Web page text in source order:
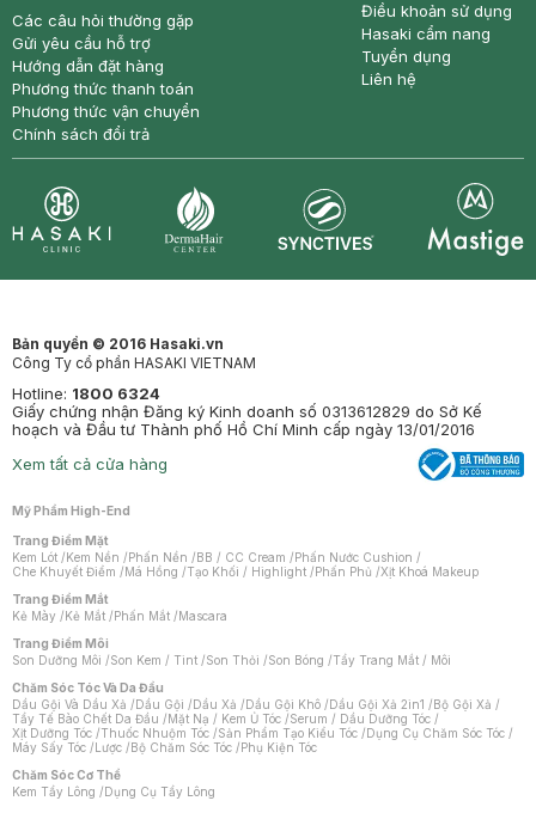
Các câu hỏi thường gặp
Gửi yêu cầu hỗ trợ
Hướng dẫn đặt hàng
Phương thức thanh toán
Phương thức vận chuyển
Chính sách đổi trả
Điều khoản sử dụng
Hasaki cẩm nang
Tuyển dụng
Liên hệ
Bản quyền © 2016 Hasaki.vn
Công Ty cổ phần HASAKI VIETNAM
Hotline: 1800 6324
Giấy chứng nhận Đăng ký Kinh doanh số 0313612829 do Sở Kế
hoạch và Đầu tư Thành phố Hồ Chí Minh cấp ngày 13/01/2016
Xem tất cả cửa hàng
Mỹ Phẩm High-End
Trang Điểm Mặt
Kem Lót /Kem Nền /Phấn Nền /BB / CC Cream /Phấn Nước Cushion /
Che Khuyết Điểm /Má Hồng /Tạo Khối / Highlight /Phấn Phủ /Xịt Khoá Makeup
Trang Điểm Mắt
Kẻ Mày /Kẻ Mắt /Phấn Mắt /Mascara
Trang Điểm Môi
Son Dưỡng Môi /Son Kem / Tint /Son Thỏi /Son Bóng /Tẩy Trang Mắt / Môi
Chăm Sóc Tóc Và Da Đầu
Dầu Gội Và Dầu Xả /Dầu Gội /Dầu Xả /Dầu Gội Khô /Dầu Gội Xả 2in1 /Bộ Gội Xả /
Tẩy Tế Bào Chết Da Đầu /Mặt Nạ / Kem Ủ Tóc /Serum / Dầu Dưỡng Tóc /
Xịt Dưỡng Tóc /Thuốc Nhuộm Tóc /Sản Phẩm Tạo Kiểu Tóc /Dụng Cụ Chăm Sóc Tóc /
Máy Sấy Tóc /Lược /Bộ Chăm Sóc Tóc /Phụ Kiện Tóc
Chăm Sóc Cơ Thể
Kem Tẩy Lông /Dụng Cụ Tẩy Lông